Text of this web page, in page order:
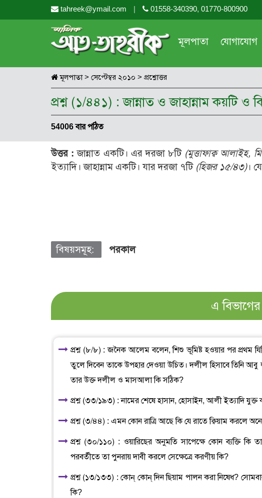
tahreek@ymail.com | 01558-340390, 01770-800900
মূলপাতা যোগাযোগ
মূলপাতা> সেপ্টেম্বর ২০১০ > প্রশ্নোত্তর
প্রশ্ন (১/৪৪১) : জান্নাত ও জাহান্নাম কয়টি ও
54006 বার পঠিত
উত্তর : জান্নাত একটি। এর দরজা ৮টি (মুত্তাফাক্ব আলাইহ,
ইত্যাদি। জাহান্নাম একটি। যার দরজা ৭টি (হিজর ১৫/৪৩)।
বিষয়সমূহ: পরকাল
এ
প্রশ্ন (৮/৮) : জনৈক আলেম বলেন, শিশু ভূমিষ্ট হওয়ার পর প্রথম
তুলে দিবেন তাকে উপহার দেওয়া উচিত। দলীল হিসাবে তিনি আবু
তার উক্ত দলীল ও মাসআলা কি সঠিক?
প্রশ্ন (৩৩/১৯৩) : নামের শেষে হাসান, হোসাইন, আলী ইত্যাদি যুক্ত
প্রশ্ন (৩/৪৪) : এমন কোন রাত্রি আছে কি যে রাতে ক্বিয়াম করলে
প্রশ্ন (৩০/১১০) : ওয়ারিছের অনুমতি সাপেক্ষে কোন ব্যক্তি
পরবর্তীতে তা পুনরায় দাবী করলে সেক্ষেত্রে করণীয় কি?
প্রশ্ন (১৩/১৩৩) : কোন্ কোন্ দিন ছিয়াম পালন করা নিষেধ?
কি?